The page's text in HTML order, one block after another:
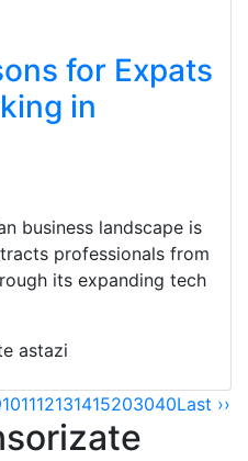
for Expats
in
business landscape is
professionals from
its expanding tech
astazi
101112131415203040Last ››